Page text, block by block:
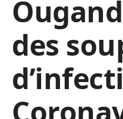
des